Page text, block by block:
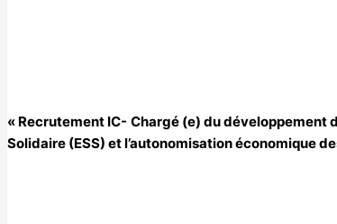
« Recrutement IC- Chargé (e) du développement
Solidaire (ESS) et l’autonomisation économique